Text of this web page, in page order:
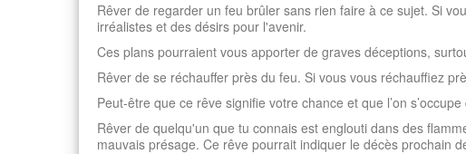
Rêver de regarder un feu brûler sans rien faire à ce sujet. Si
irréalistes et des désirs pour l'avenir.
Ces plans pourraient vous apporter de graves déceptions,
Rêver de se réchauffer près du feu. Si vous vous réchauffiez
Peut-être que ce rêve signifie votre chance et que l’on
Rêver de quelqu'un que tu connais est englouti dans des
mauvais présage. Ce rêve pourrait indiquer le décès prochain